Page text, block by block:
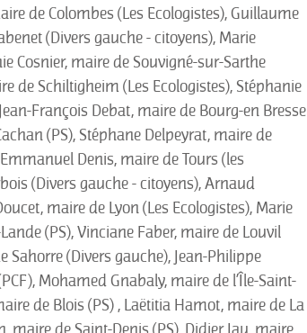
de Colombes (Les Ecologistes), Guillaume
(Divers gauche - citoyens), Marie
Cosnier, maire de Souvigné-sur-Sarthe
de Schiltigheim (Les Ecologistes), Stéphanie
François Debat, maire de Bourg-en Bresse
(PS), Stéphane Delpeyrat, maire de
Denis, maire de Tours (les
(Divers gauche - citoyens), Arnaud
maire de Lyon (Les Ecologistes), Marie
(PS), Vinciane Faber, maire de Louvil
Sahorre (Divers gauche), Jean-Philippe
Mohamed Gnabaly, maire de l’Île-Saint-
de Blois (PS) , Laëtitia Hamot, maire de La